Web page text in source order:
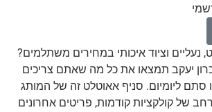
נעליים וציוד איכותי במחירים משתלמים?
יעקב תמצאו את כל מה שאתם צריכים
סתם ליומיום. סניף אאוטלט זה של המותג
של קולקציות קודמות, פריטים אחרונים